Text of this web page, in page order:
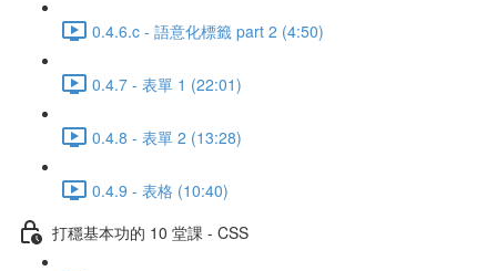
0.4.6.c - 語意化標籤 part 2 (4:50)
0.4.7 - 表單 1 (22:01)
0.4.8 - 表單 2 (13:28)
0.4.9 - 表格 (10:40)
打穩基本功的 10 堂課 - CSS